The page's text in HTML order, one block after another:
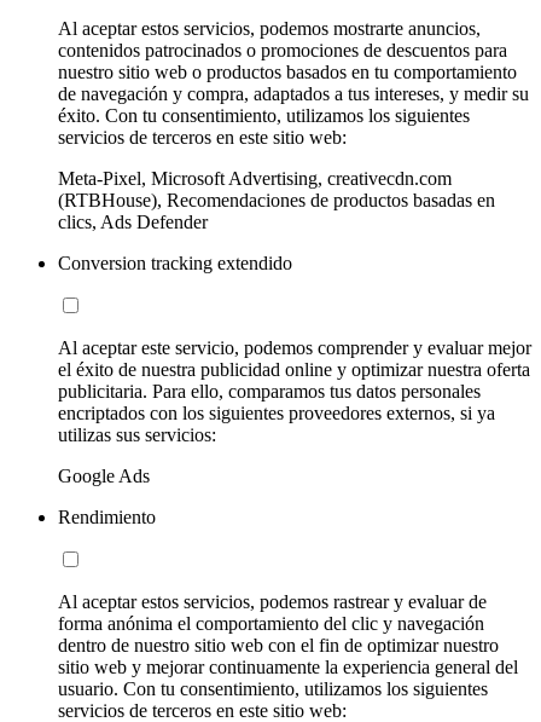
Al aceptar estos servicios, podemos mostrarte anuncios,
contenidos patrocinados o promociones de descuentos para
nuestro sitio web o productos basados en tu comportamiento
de navegación y compra, adaptados a tus intereses, y medir su
éxito. Con tu consentimiento, utilizamos los siguientes
servicios de terceros en este sitio web:
Meta-Pixel, Microsoft Advertising, creativecdn.com
(RTBHouse), Recomendaciones de productos basadas en
clics, Ads Defender
Conversion tracking extendido
Al aceptar este servicio, podemos comprender y evaluar mejor
el éxito de nuestra publicidad online y optimizar nuestra oferta
publicitaria. Para ello, comparamos tus datos personales
encriptados con los siguientes proveedores externos, si ya
utilizas sus servicios:
Google Ads
Rendimiento
Al aceptar estos servicios, podemos rastrear y evaluar de
forma anónima el comportamiento del clic y navegación
dentro de nuestro sitio web con el fin de optimizar nuestro
sitio web y mejorar continuamente la experiencia general del
usuario. Con tu consentimiento, utilizamos los siguientes
servicios de terceros en este sitio web: